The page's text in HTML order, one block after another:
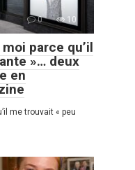
0 10
parce qu’il
»… deux
en
me trouvait « peu